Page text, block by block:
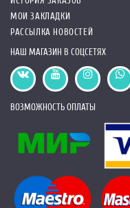
МОИ ЗАКЛАДКИ
РАССЫЛКА НОВОСТЕЙ
НАШ МАГАЗИН В СОЦСЕТЯХ
ВОЗМОЖНОСТЬ ОПЛАТЫ